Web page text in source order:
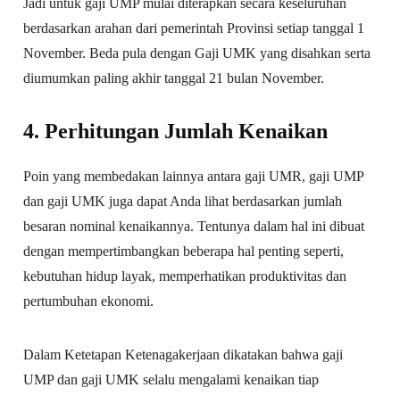
Jadi untuk gaji UMP mulai diterapkan secara keseluruhan
berdasarkan arahan dari pemerintah Provinsi setiap tanggal 1
November. Beda pula dengan Gaji UMK yang disahkan serta
diumumkan paling akhir tanggal 21 bulan November.
4. Perhitungan Jumlah Kenaikan
Poin yang membedakan lainnya antara gaji UMR, gaji UMP
dan gaji UMK juga dapat Anda lihat berdasarkan jumlah
besaran nominal kenaikannya. Tentunya dalam hal ini dibuat
dengan mempertimbangkan beberapa hal penting seperti,
kebutuhan hidup layak, memperhatikan produktivitas dan
pertumbuhan ekonomi.
Dalam Ketetapan Ketenagakerjaan dikatakan bahwa gaji
UMP dan gaji UMK selalu mengalami kenaikan tiap